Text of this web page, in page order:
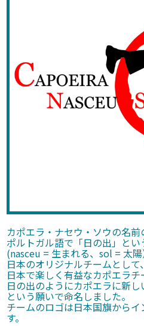
カポエラ・ナセウ・ソウの名前
ポルトガル語で「日の出」とい
(nasceu = 生まれる、sol = 太陽
日本のオリジナルチームとして、
日本で楽しく有益なカポエラチ
日の出のようにカポエラに新し
という願いで命名しました。
チームのロゴは日本国旗から
す。